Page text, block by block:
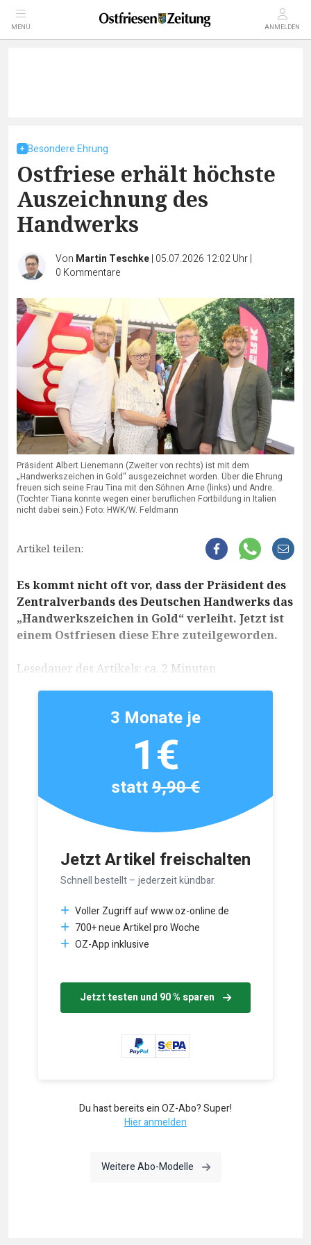
MENÜ ANMELDEN
Besondere Ehrung
Ostfriese erhält höchste
Auszeichnung des
Handwerks
Von Martin Teschke| 05.07.2026 12:02 Uhr|
0 Kommentare
Präsident Albert Lienemann (Zweiter von rechts) ist mit dem
„Handwerkszeichen in Gold“ ausgezeichnet worden. Über die Ehrung
freuen sich seine Frau Tina mit den Söhnen Arne (links) und Andre.
(Tochter Tiana konnte wegen einer beruflichen Fortbildung in Italien
nicht dabei sein.) Foto: HWK/W. Feldmann
Artikel teilen:
Es kommt nicht oft vor, dass der Präsident des
Zentralverbands des Deutschen Handwerks das
„Handwerkszeichen in Gold“ verleiht. Jetzt ist
einem Ostfriesen diese Ehre zuteilgeworden.
Lesedauer des Artikels: ca. 2 Minuten
Jetzt Artikel freischalten
Schnell bestellt – jederzeit kündbar.
Voller Zugriff auf www.oz-online.de
700+ neue Artikel pro Woche
OZ-App inklusive
Jetzt testen und 90 % sparen
3 Monate je
1€
statt9,90 €
Du hast bereits ein OZ-Abo? Super!
Hier anmelden
Weitere Abo-Modelle